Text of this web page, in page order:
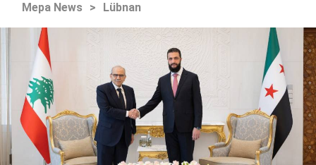
Mepa News > Lübnan